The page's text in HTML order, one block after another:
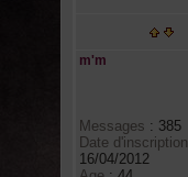
m'm
Messages : 385
Date d'inscription
16/04/2012